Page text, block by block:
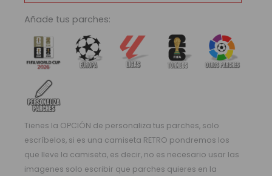
Añade tus parches:
Tienes la OPCIÓN de personaliza tus parches, solo
escríbelos, si es una camiseta RETRO pondremos los
que lleve la camiseta, es decir, no es necesario usar las
imagenes solo escribir que parches quieres en la